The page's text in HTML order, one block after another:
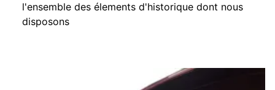
l'ensemble des élements d'historique dont nous
disposons